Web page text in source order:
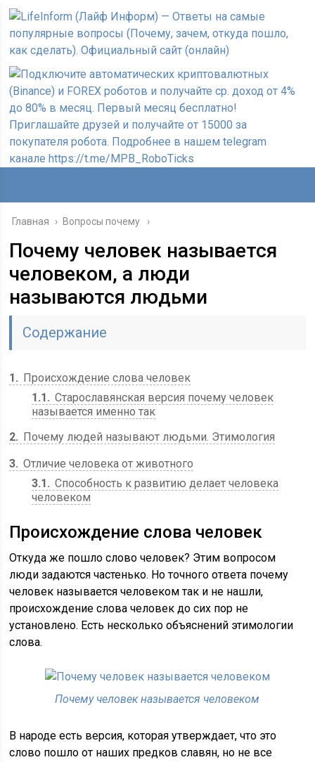
Главная › Вопросы почему
Почему человек называется
человеком, а люди
называются людьми
Содержание
1
Происхождение слова человек
1.1
Старославянская версия почему человек
называется именно так
2
Почему людей называют людьми. Этимология
3 Отличие человека от животного
3.1
Способность к развитию делает человека
человеком
Происхождение слова человек
Откуда же пошло слово человек? Этим вопросом
люди задаются частенько. Но точного ответа почему
человек называется человеком так и не нашли,
происхождение слова человек до сих пор не
установлено. Есть несколько объяснений этимологии
слова.
Почему человек называется человеком
В народе есть версия, которая утверждает, что это
слово пошло от наших предков славян, но не все